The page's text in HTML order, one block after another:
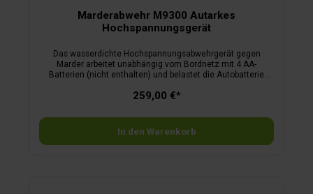
Marderabwehr M9300 Autarkes
Hochspannungsgerät
Das wasserdichte Hochspannungsabwehrgerät gegen
Marder arbeitet unabhängig vom Bordnetz mit 4 AA-
Batterien (nicht enthalten) und belastet die Autobatterie
werden. Sechs Multikontakt-Hochspannungsbürsten
selbstverlöschendem Kunststoff, E1-Zeichen. Mit
automatischem An-/Abschalten und wasserdichtem
Kompaktstecker. Erweiterbar um 4 Kontakte und optionalen
Sicherheits-Motorhaubenschalter. Maße Basisgerät: 15,5 ×
259,00 €*
In den Warenkorb